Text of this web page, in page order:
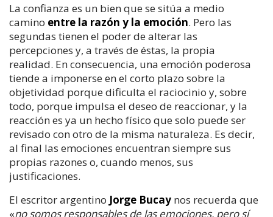
La confianza es un bien que se sitúa a medio
camino entre la razón y la emoción. Pero las
segundas tienen el poder de alterar las
percepciones y, a través de éstas, la propia
realidad. En consecuencia, una emoción poderosa
tiende a imponerse en el corto plazo sobre la
objetividad porque dificulta el raciocinio y, sobre
todo, porque impulsa el deseo de reaccionar, y la
reacción es ya un hecho físico que solo puede ser
revisado con otro de la misma naturaleza. Es decir,
al final las emociones encuentran siempre sus
propias razones o, cuando menos, sus
justificaciones.
El escritor argentino Jorge Bucay nos recuerda que
«no somos responsables de las emociones, pero sí